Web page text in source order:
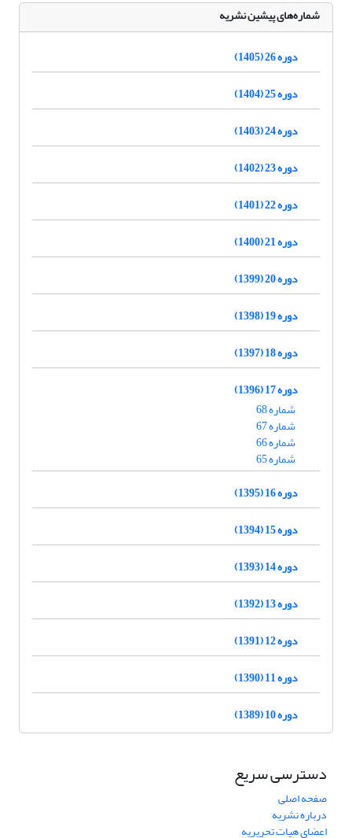
شماره‌های پیشین نشریه
دوره 26 (1405)
دوره 25 (1404)
دوره 24 (1403)
دوره 23 (1402)
دوره 22 (1401)
دوره 21 (1400)
دوره 20 (1399)
دوره 19 (1398)
دوره 18 (1397)
دوره 17 (1396)
شماره 68
شماره 67
شماره 66
شماره 65
دوره 16 (1395)
دوره 15 (1394)
دوره 14 (1393)
دوره 13 (1392)
دوره 12 (1391)
دوره 11 (1390)
دوره 10 (1389)
دسترسی سریع
صفحه اصلی
درباره نشریه
اعضای هیات تحریریه